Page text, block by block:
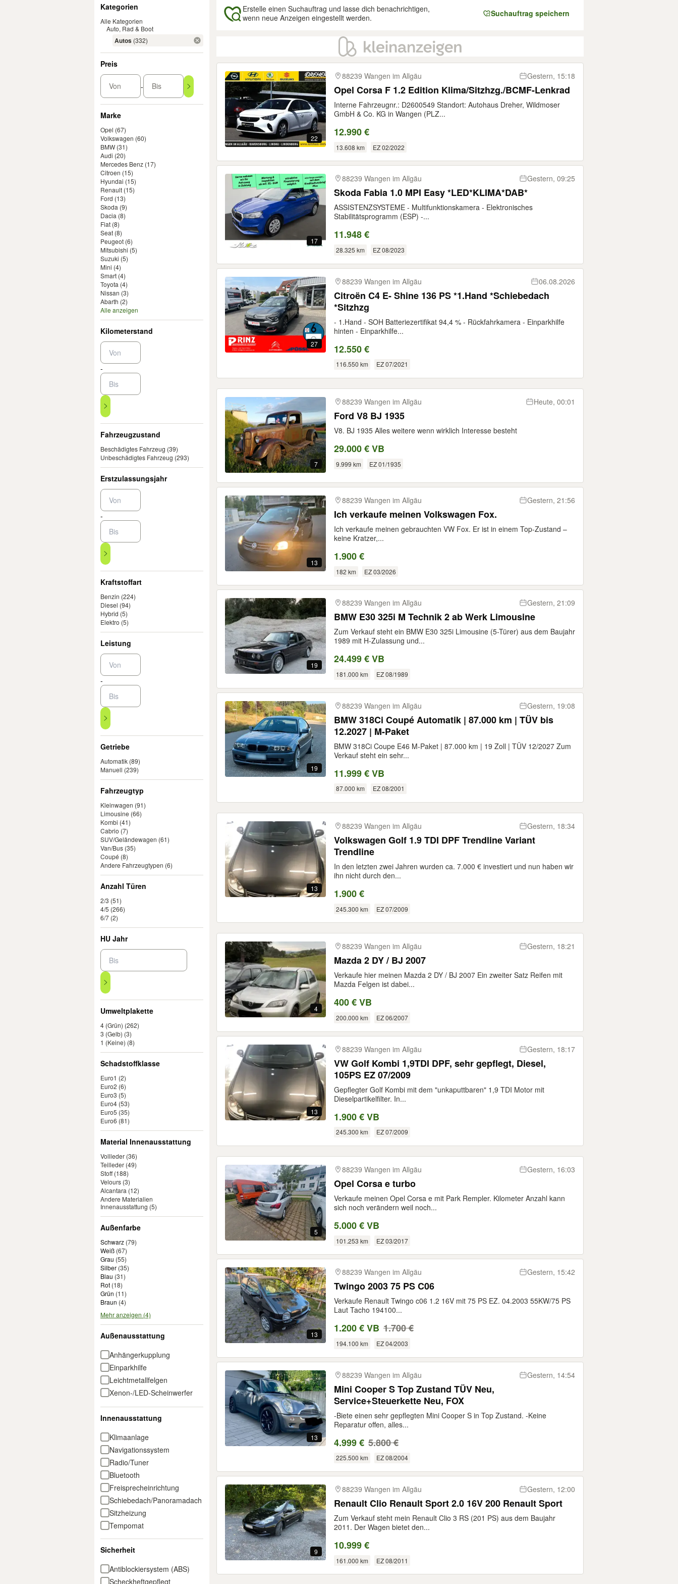
Kategorien
Alle Kategorien
Auto, Rad & Boot
Autos (332)
Preis
Von - Bis
Marke
Opel (67)
Volkswagen (60)
BMW (31)
Audi (20)
Mercedes Benz (17)
Citroen (15)
Hyundai (15)
Renault (15)
Ford (13)
Skoda (9)
Dacia (8)
Fiat (8)
Seat (8)
Peugeot (6)
Mitsubishi (5)
Suzuki (5)
Mini (4)
Smart (4)
Toyota (4)
Nissan (3)
Abarth (2)
Alle anzeigen
Kilometerstand
-
Fahrzeugzustand
Beschädigtes Fahrzeug (39)
Unbeschädigtes Fahrzeug (293)
Erstzulassungsjahr
-
Kraftstoffart
Benzin (224)
Diesel (94)
Hybrid (5)
Elektro (5)
Leistung
-
Getriebe
Automatik (89)
Manuell (239)
Fahrzeugtyp
Kleinwagen (91)
Limousine (66)
Kombi (41)
Cabrio (7)
SUV/Geländewagen (61)
Van/Bus (35)
Coupé (8)
Andere Fahrzeugtypen (6)
Anzahl Türen
2/3 (51)
4/5 (266)
6/7 (2)
HU Jahr
Umweltplakette
4 (Grün) (262)
3 (Gelb) (3)
1 (Keine) (8)
Schadstoffklasse
Euro1 (2)
Euro2 (6)
Euro3 (5)
Euro4 (53)
Euro5 (35)
Euro6 (81)
Material Innenausstattung
Vollleder (36)
Teilleder (49)
Stoff (188)
Velours (3)
Alcantara (12)
Andere Materialien
Innenausstattung (5)
Außenfarbe
Schwarz (79)
Weiß (67)
Grau (55)
Silber (35)
Blau (31)
Rot (18)
Grün (11)
Braun (4)
Mehr anzeigen (4)
Außenausstattung
Anhängerkupplung
Einparkhilfe
Leichtmetallfelgen
Xenon-/LED-Scheinwerfer
Innenausstattung
Klimaanlage
Navigationssystem
Radio/Tuner
Bluetooth
Freisprecheinrichtung
Schiebedach/Panoramadach
Sitzheizung
Tempomat
Nichtraucher-Fahrzeug
Sicherheit
Antiblockiersystem (ABS)
Scheckheftgepflegt
Erstelle einen Suchauftrag und lasse dich benachrichtigen,
wenn neue Anzeigen eingestellt werden.
Suchauftrag speichern
Ergebnisse
22
88239 Wangen im Allgäu Gestern, 15:18
Opel Corsa F 1.2 Edition Klima/Sitzhzg./BCMF-Lenkrad
Interne Fahrzeugnr.: D2600549 Standort: Autohaus Dreher, Wildmoser
GmbH & Co. KG in Wangen (PLZ...
12.990 €
13.608 km EZ 02/2022
17
88239 Wangen im Allgäu Gestern, 09:25
Skoda Fabia 1.0 MPI Easy *LED*KLIMA*DAB*
ASSISTENZSYSTEME - Multifunktionskamera - Elektronisches
Stabilitätsprogramm (ESP) -...
11.948 €
28.325 km EZ 08/2023
27
88239 Wangen im Allgäu 06.08.2026
Citroën C4 E- Shine 136 PS *1.Hand *Schiebedach
*Sitzhzg
- 1.Hand - SOH Batteriezertifikat 94,4 % - Rückfahrkamera - Einparkhilfe
hinten - Einparkhilfe...
12.550 €
116.550 km EZ 07/2021
7
88239 Wangen im Allgäu Heute, 00:01
Ford V8 BJ 1935
V8. BJ 1935 Alles weitere wenn wirklich Interesse besteht
29.000 € VB
9.999 km EZ 01/1935
13
88239 Wangen im Allgäu Gestern, 21:56
Ich verkaufe meinen Volkswagen Fox.
Ich verkaufe meinen gebrauchten VW Fox. Er ist in einem Top-Zustand –
keine Kratzer,...
1.900 €
182 km EZ 03/2026
19
88239 Wangen im Allgäu Gestern, 21:09
BMW E30 325i M Technik 2 ab Werk Limousine
Zum Verkauf steht ein BMW E30 325i Limousine (5-Türer) aus dem Baujahr
1989 mit H-Zulassung und...
24.499 € VB
181.000 km EZ 08/1989
19
88239 Wangen im Allgäu Gestern, 19:08
BMW 318Ci Coupé Automatik | 87.000 km | TÜV bis
12.2027 | M-Paket
BMW 318Ci Coupe E46 M-Paket | 87.000 km | 19 Zoll | TÜV 12/2027 Zum
Verkauf steht ein sehr...
11.999 € VB
87.000 km EZ 08/2001
13
88239 Wangen im Allgäu Gestern, 18:34
Volkswagen Golf 1.9 TDI DPF Trendline Variant
Trendline
In den letzten zwei Jahren wurden ca. 7.000 € investiert und nun haben wir
ihn nicht durch den...
1.900 €
245.300 km EZ 07/2009
4
88239 Wangen im Allgäu Gestern, 18:21
Mazda 2 DY / BJ 2007
Verkaufe hier meinen Mazda 2 DY / BJ 2007 Ein zweiter Satz Reifen mit
Mazda Felgen ist dabei...
400 € VB
200.000 km EZ 06/2007
13
88239 Wangen im Allgäu Gestern, 18:17
VW Golf Kombi 1,9TDI DPF, sehr gepflegt, Diesel,
105PS EZ 07/2009
Gepflegter Golf Kombi mit dem "unkaputtbaren" 1,9 TDI Motor mit
Dieselpartikelfilter. In...
1.900 € VB
245.300 km EZ 07/2009
5
88239 Wangen im Allgäu Gestern, 16:03
Opel Corsa e turbo
Verkaufe meinen Opel Corsa e mit Park Rempler. Kilometer Anzahl kann
sich noch verändern weil noch...
5.000 € VB
101.253 km EZ 03/2017
13
88239 Wangen im Allgäu Gestern, 15:42
Twingo 2003 75 PS C06
Verkaufe Renault Twingo c06 1.2 16V mit 75 PS EZ. 04.2003 55KW/75 PS
Laut Tacho 194100...
1.200 € VB 1.700 €
194.100 km EZ 04/2003
13
88239 Wangen im Allgäu Gestern, 14:54
Mini Cooper S Top Zustand TÜV Neu,
Service+Steuerkette Neu, FOX
-Biete einen sehr gepflegten Mini Cooper S in Top Zustand. -Keine
Reparatur offen, alles...
4.999 € 5.800 €
225.500 km EZ 08/2004
9
88239 Wangen im Allgäu Gestern, 12:00
Renault Clio Renault Sport 2.0 16V 200 Renault Sport
Zum Verkauf steht mein Renault Clio 3 RS (201 PS) aus dem Baujahr
2011. Der Wagen bietet den...
10.999 €
161.000 km EZ 08/2011